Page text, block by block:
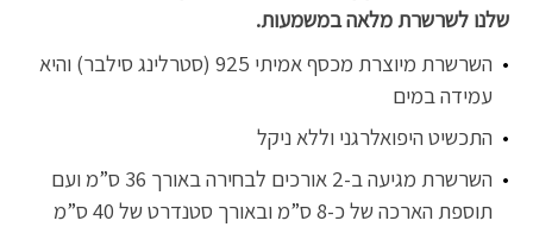
שלנו לשרשרת מלאה במשמעות.
השרשרת מיוצרת מכסף אמיתי 925 (סטרלינג סילבר) והיא
עמידה במים
התכשיט היפואלרגני וללא ניקל
השרשרת מגיעה ב-2 אורכים לבחירה באורך 36 ס”מ ועם
תוספת הארכה של כ-8 ס”מ ובאורך סטנדרט של 40 ס”מ